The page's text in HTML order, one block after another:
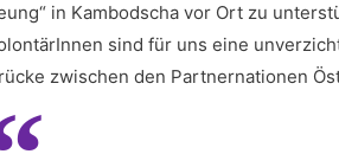
in Kambodscha vor Ort zu
sind für uns eine
zwischen den Partnernationen